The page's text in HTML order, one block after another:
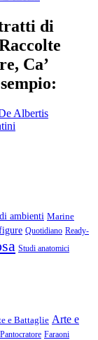
di
Ca’
Albertis
ambienti Marine
Quotidiano Ready-
Studi anatomici
e Battaglie Arte e
Faraoni